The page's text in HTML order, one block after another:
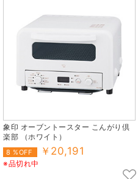
象印 オーブントースター こんがり倶
楽部 （ホワイト）
8 %OFF ￥20,191
※品切れ中